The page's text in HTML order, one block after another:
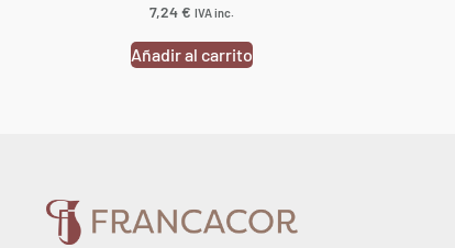
7,24€ IVA inc.
Añadir al carrito